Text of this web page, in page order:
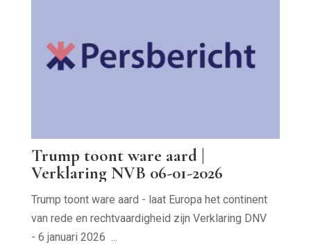
Trump toont ware aard |
Verklaring NVB 06-01-2026
Trump toont ware aard - laat Europa het continent
van rede en rechtvaardigheid zijn Verklaring DNV
- 6 januari 2026 ...